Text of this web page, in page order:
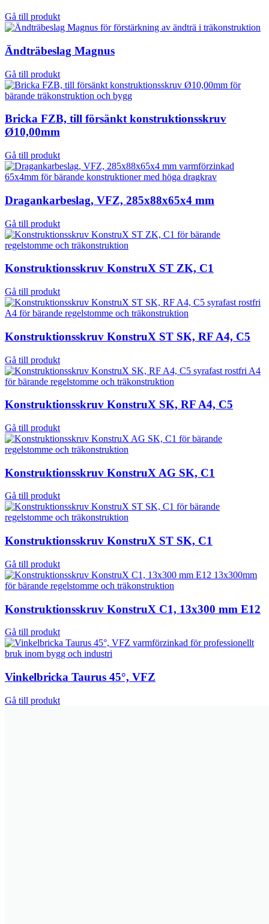
Gå till produkt
Ändträbeslag Magnus
Gå till produkt
Bricka FZB, till försänkt konstruktionsskruv
Ø10,00mm
Gå till produkt
Dragankarbeslag, VFZ, 285x88x65x4 mm
Gå till produkt
Konstruktionsskruv KonstruX ST ZK, C1
Gå till produkt
Konstruktionsskruv KonstruX ST SK, RF A4, C5
Gå till produkt
Konstruktionsskruv KonstruX SK, RF A4, C5
Gå till produkt
Konstruktionsskruv KonstruX AG SK, C1
Gå till produkt
Konstruktionsskruv KonstruX ST SK, C1
Gå till produkt
Konstruktionsskruv KonstruX C1, 13x300 mm E12
Gå till produkt
Vinkelbricka Taurus 45°, VFZ
Gå till produkt